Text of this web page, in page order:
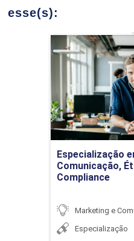
A Comunicação
Sucesso
Comunicação
esse(s):
Especialização
Comunicação,
Compliance
Marketing e
Especialização